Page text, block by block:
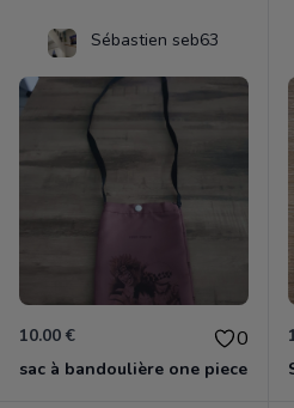
Sébastien seb63
10.00 € 0
sac à bandoulière one piece